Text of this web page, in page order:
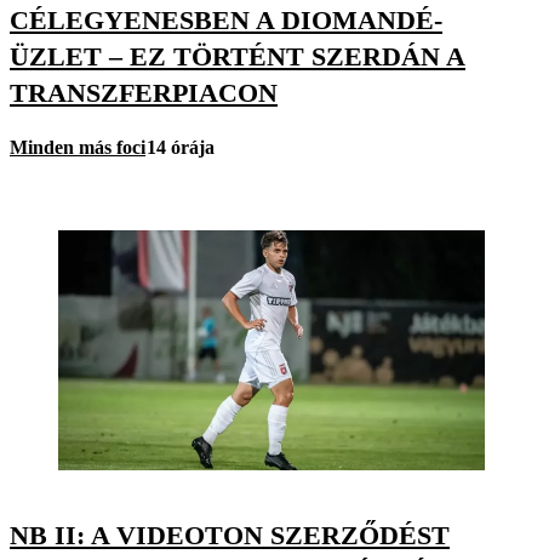
CÉLEGYENESBEN A DIOMANDÉ-
ÜZLET – EZ TÖRTÉNT SZERDÁN A
TRANSZFERPIACON
Minden más foci14 órája
NB II: A VIDEOTON SZERZŐDÉST